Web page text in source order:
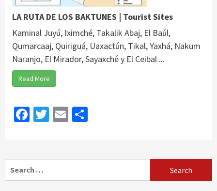
LA RUTA DE LOS BAKTUNES | Tourist Sites
Kaminal Juyú, Iximché, Takalik Abaj, El Baúl,
Qumarcaaj, Quiriguá, Uaxactún, Tikal, Yaxhá, Nakum
Naranjo, El Mirador, Sayaxché y El Ceibal ...
Read More
Facebook
Twitter
Email